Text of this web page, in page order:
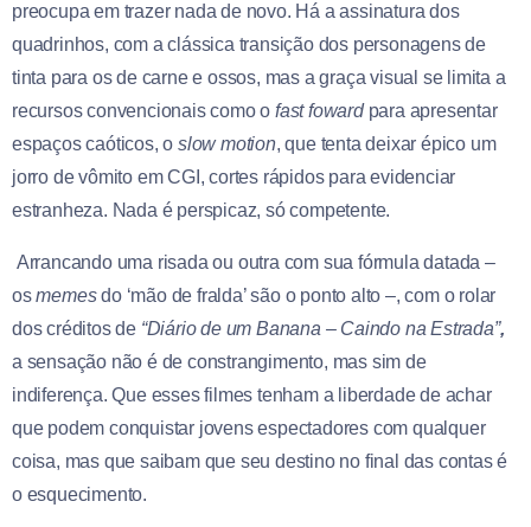
preocupa em trazer nada de novo. Há a assinatura dos
quadrinhos, com a clássica transição dos personagens de
tinta para os de carne e ossos, mas a graça visual se limita a
recursos convencionais como ofast fowardpara apresentar
espaços caóticos, oslow motion, que tenta deixar épico um
jorro de vômito em CGI, cortes rápidos para evidenciar
estranheza. Nada é perspicaz, só competente.
Arrancando uma risada ou outra com sua fórmula datada –
osmemesdo ‘mão de fralda’ são o ponto alto –, com o rolar
dos créditos de “Diário de um Banana – Caindo na Estrada”,
a sensação não é de constrangimento, mas sim de
indiferença. Que esses filmes tenham a liberdade de achar
que podem conquistar jovens espectadores com qualquer
coisa, mas que saibam que seu destino no final das contas é
o esquecimento.